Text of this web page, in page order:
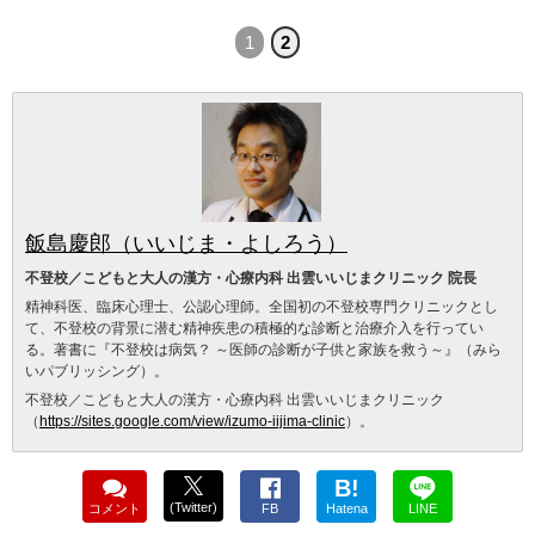
1 2
飯島慶郎（いいじま・よしろう）
不登校／こどもと大人の漢方・心療内科 出雲いいじまクリニック 院長
精神科医、臨床心理士、公認心理師。全国初の不登校専門クリニックとし
て、不登校の背景に潜む精神疾患の積極的な診断と治療介入を行ってい
る。著書に『不登校は病気？ ～医師の診断が子供と家族を救う～』（みら
いパブリッシング）。
不登校／こどもと大人の漢方・心療内科 出雲いいじまクリニック
（ https://sites.google.com/view/izumo-iijima-clinic）。
コメント (Twitter) FB
B!
Hatena LINE